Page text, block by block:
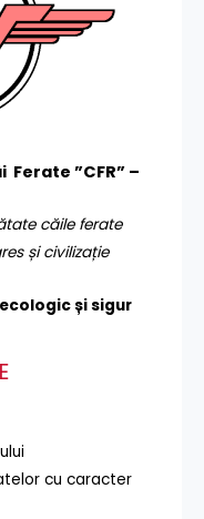
”CFR” –
căile ferate
și civilizație
ecologic și sigur
cu caracter